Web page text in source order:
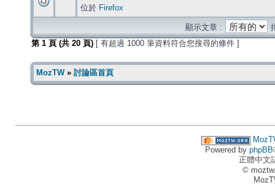
位於 Firefox
顯示文章 :
第 1 頁 (共 20 頁) [ 有超過 1000 筆資料符合您搜尋的條件 ]
MozTW» 討論區首頁
Powered by phpBB
正體中文
©